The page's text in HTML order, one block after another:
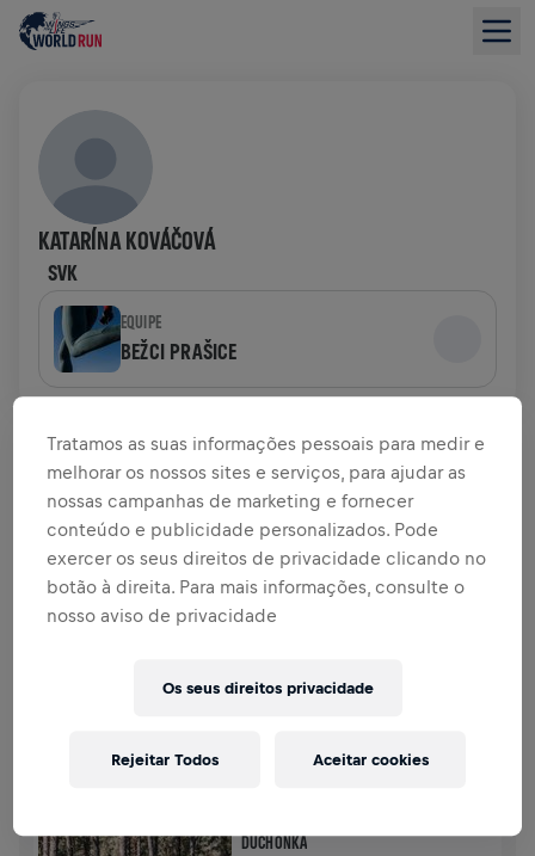
KATARÍNA KOVÁČOVÁ
SVK
EQUIPE
BEŽCI PRAŠICE
US$ 0,00 ARRECADADOS DE US$ 0,00 OBJETIVO
DOAÇÕES DOE
Doe para fazer a diferença! 100% da sua doação vai
para a pesquisa sobre lesões na medula espinhal.
DUCHONKA
Tratamos as suas informações pessoais para medir e
melhorar os nossos sites e serviços, para ajudar as
nossas campanhas de marketing e fornecer
conteúdo e publicidade personalizados. Pode
exercer os seus direitos de privacidade clicando no
botão à direita. Para mais informações, consulte o
nosso aviso de privacidade
Os seus direitos privacidade
Rejeitar Todos Aceitar cookies